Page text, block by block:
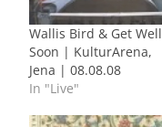
Wallis Bird & Get Well
Soon | KulturArena,
Jena | 08.08.08
In "Live"